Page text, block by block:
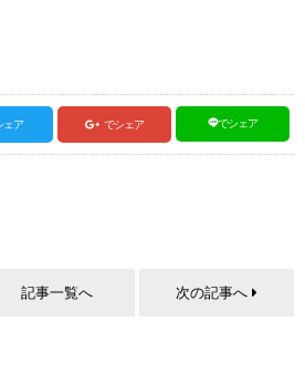
ェア でシェア でシェア
記事一覧へ 次の記事へ